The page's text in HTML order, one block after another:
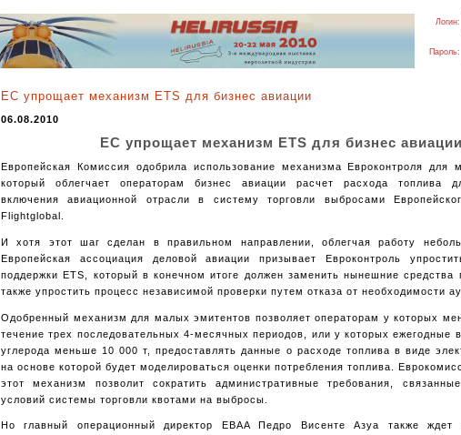
Логин:
Пароль:
ЕС упрощает механизм ETS для бизнес авиации
06.08.2010
ЕС упрощает механизм ETS для бизнес авиации
Европейская Комиссия одобрила использование механизма Евроконтроля для
который облегчает операторам бизнес авиации расчет расхода топлива
включения авиационной отрасли в систему торговли выбросами
Flightglobal.
И хотя этот шаг сделан в правильном направлении, облегчая работу
Европейская ассоциация деловой авиации призывает Евроконтроль
поддержки ETS, который в конечном итоге должен заменить нынешние средства
также упростить процесс независимой проверки путем отказа от необходимости
Одобренный механизм для малых эмитентов позволяет операторам у которых
течение трех последовательных 4-месячных периодов, или у которых ежегодные
углерода меньше 10 000 т, предоставлять данные о расходе топлива в виде
на основе которой будет моделироваться оценки потребления топлива.
этот механизм позволит сократить административные требования,
условий системы торговли квотами на выбросы.
Но главный операционный директор EBAA Педро Висенте Азуа также ждет